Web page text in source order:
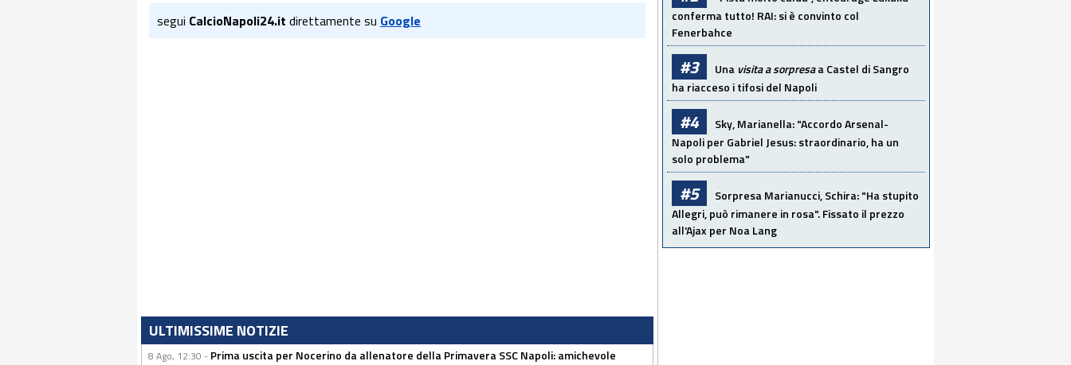
segui CalcioNapoli24.it direttamente su Google
ULTIMISSIME NOTIZIE
8 Ago, 12:30 - Prima uscita per Nocerino da allenatore della Primavera SSC Napoli: amichevole
conferma tutto! RAI: si è convinto col
Fenerbahce
#3 Una visita a sorpresaa Castel di Sangro
ha riacceso i tifosi del Napoli
#4
Sky, Marianella: "Accordo Arsenal-
Napoli per Gabriel Jesus: straordinario, ha un
solo problema"
#5
Sorpresa Marianucci, Schira: "Ha stupito
Allegri, può rimanere in rosa". Fissato il prezzo
all'Ajax per Noa Lang